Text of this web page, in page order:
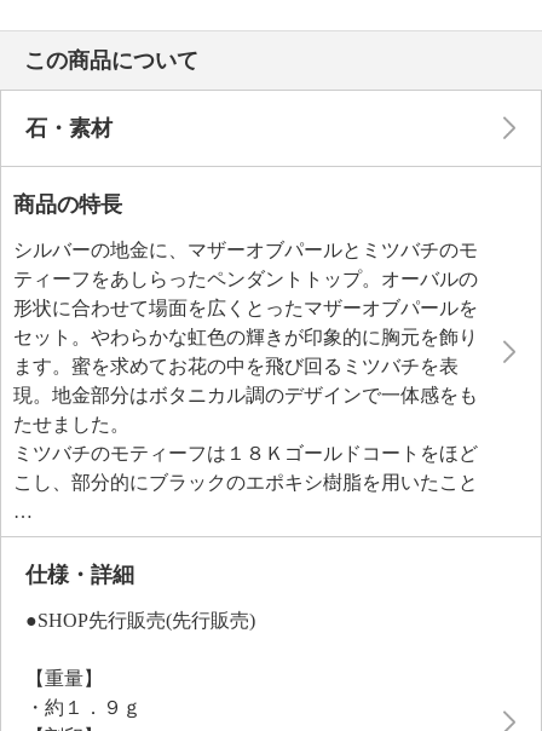
この商品について
石・素材
商品の特長
シルバーの地金に、マザーオブパールとミツバチのモ
ティーフをあしらったペンダントトップ。オーバルの
形状に合わせて場面を広くとったマザーオブパールを
セット。やわらかな虹色の輝きが印象的に胸元を飾り
ます。蜜を求めてお花の中を飛び回るミツバチを表
現。地金部分はボタニカル調のデザインで一体感をも
たせました。
ミツバチのモティーフは１８Ｋゴールドコートをほど
こし、部分的にブラックのエポキシ樹脂を用いたこと
で、チャーミングな存在感を引き立てています。縦型
のオーバルシェイプなので胸元をすっきりと見せてく
れそう。
て、他の人とは一味違った上質なおしゃれをお楽しみ
仕様・詳細
●SHOP先行販売(先行販売)
【重量】
・約１．９ｇ